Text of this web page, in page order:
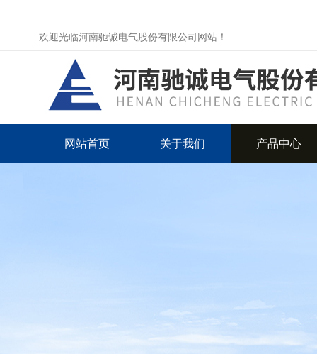
欢迎光临河南驰诚电气股份有限公司网站！
网站首页 关于我们 产品中心